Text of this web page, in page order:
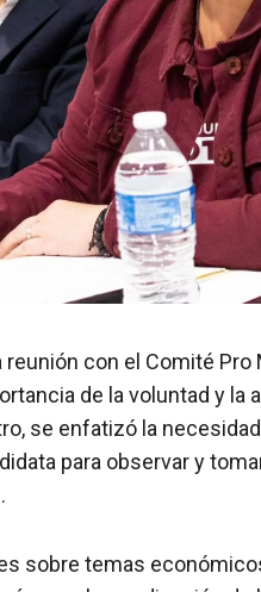
con el Comité Pro
de la voluntad y
se enfatizó la
para observar y
sobre temas